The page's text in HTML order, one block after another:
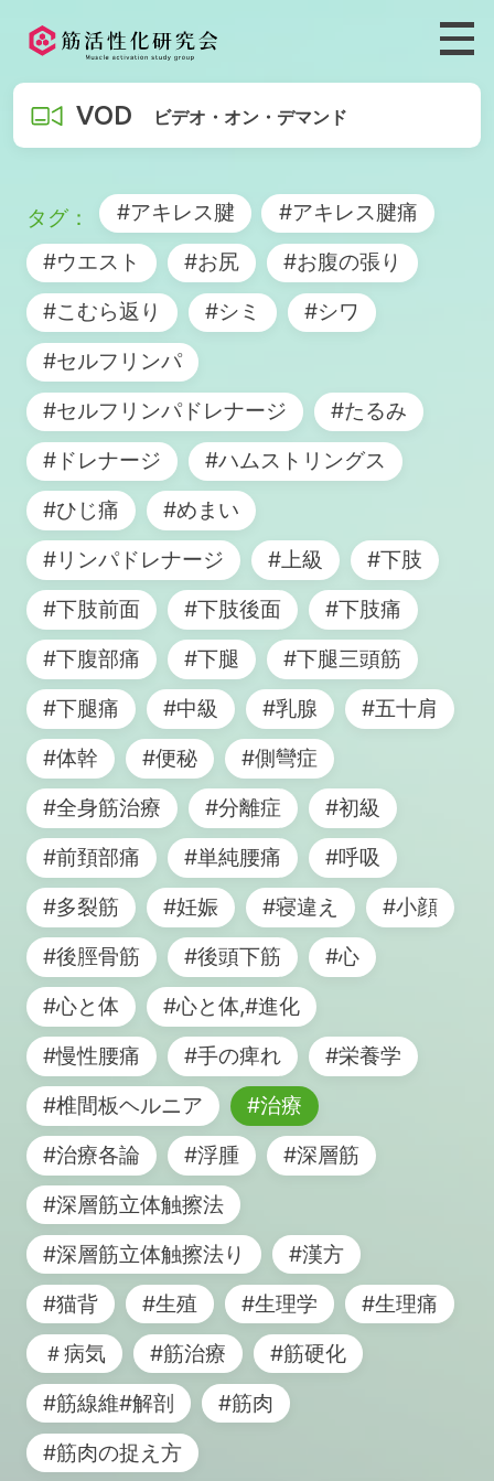
VOD ビデオ・オン・デマンド
#アキレス腱
#アキレス腱痛
#ウエスト
#お尻
#お腹の張り
#こむら返り
#シミ
#シワ
#セルフリンパ
#セルフリンパドレナージ
#たるみ
#ドレナージ
#ハムストリングス
#ひじ痛
#めまい
#リンパドレナージ
#上級
#下肢
#下肢前面
#下肢後面
#下肢痛
#下腹部痛
#下腿
#下腿三頭筋
#下腿痛
#中級 #乳腺
#五十肩
#体幹
#便秘
#側彎症
#全身筋治療
#分離症
#初級
#前頚部痛
#単純腰痛
#呼吸
#多裂筋
#妊娠 #寝違え
#小顔
#後脛骨筋
#後頭下筋
#心
#心と体
#心と体,#進化
#慢性腰痛
#手の痺れ
#栄養学
#椎間板ヘルニア
#治療
#治療各論
#浮腫
#深層筋
#深層筋立体触擦法
#深層筋立体触擦法り
#漢方
#猫背
#生殖 #生理学
#生理痛
＃病気
#筋治療
#筋硬化
#筋線維#解剖
#筋肉
#筋肉の捉え方